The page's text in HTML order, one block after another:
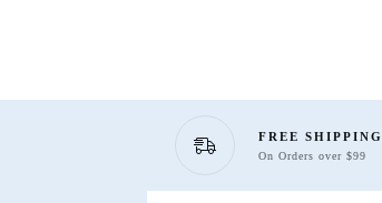
FREE SHIPPING
On Orders over $99